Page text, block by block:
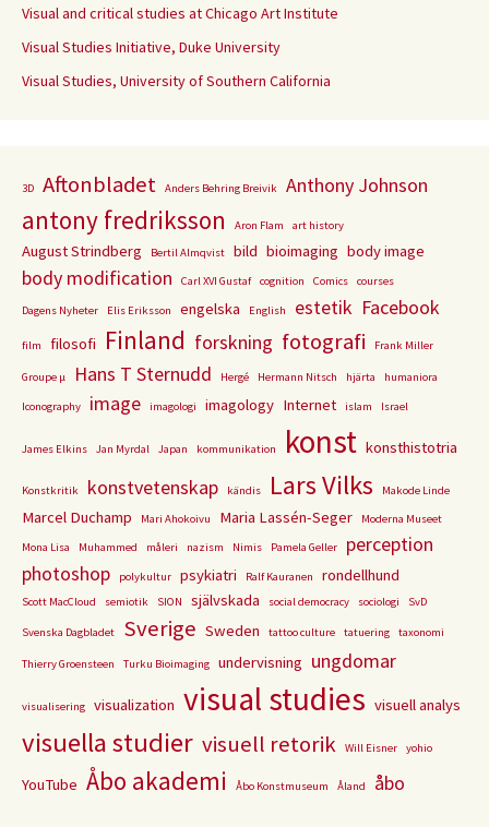
Visual and critical studies at Chicago Art Institute
Visual Studies Initiative, Duke University
Visual Studies, University of Southern California
3D Aftonbladet Anders Behring Breivik Anthony Johnson
antony fredriksson Aron Flam art history
August Strindberg Bertil Almqvist bild bioimaging body image
body modification Carl XVI Gustaf cognition Comics courses
Dagens Nyheter Elis Eriksson engelska English estetik Facebook
film filosofi Finland forskning fotografi Frank Miller
Groupe µ Hans T Sternudd Hergé Hermann Nitsch hjärta humaniora
Iconography image imagologi imagology Internet islam Israel
James Elkins Jan Myrdal Japan kommunikation konst konsthistotria
Konstkritik konstvetenskap kändis Lars Vilks Makode Linde
Marcel Duchamp Mari Ahokoivu Maria Lassén-Seger
Moderna Museet
Mona Lisa
Muhammed måleri nazism Nimis Pamela Geller
perception
photoshop
polykultur psykiatri Ralf Kauranen rondellhund
Scott MacCloud semiotik SION självskada social democracy sociologi SvD
Svenska Dagbladet Sverige Sweden tattoo culture tatuering taxonomi
Thierry Groensteen Turku Bioimaging undervisning ungdomar
visualisering visualization visual studies visuell analys
visuella studier visuell retorik Will Eisner yohio
YouTube Åbo akademi Åbo Konstmuseum Åland åbo